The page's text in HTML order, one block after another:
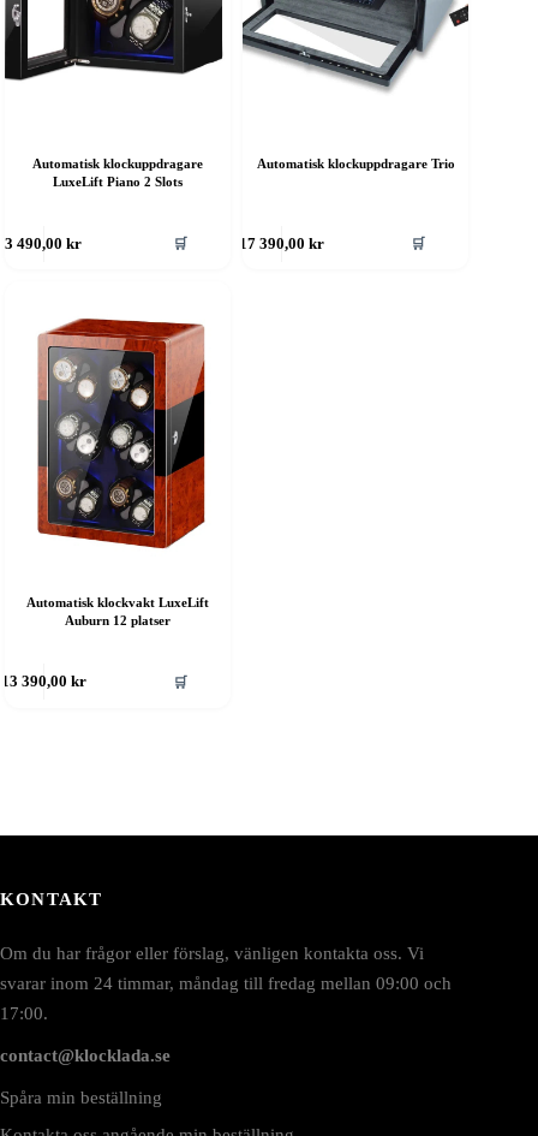
Automatisk klockuppdragare
LuxeLift Piano 2 Slots
3 490,00kr 🛒
Automatisk klockuppdragare Trio
17 390,00 kr 🛒
Automatisk klockvakt LuxeLift
Auburn 12 platser
13 390,00 kr 🛒
KONTAKT
Om du har frågor eller förslag, vänligen kontakta oss. Vi
svarar inom 24 timmar, måndag till fredag mellan 09:00 och
17:00.
contact@klocklada.se
Spåra min beställning